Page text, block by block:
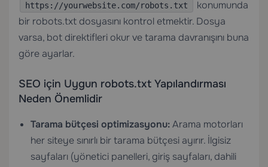
https://yourwebsite.com/robots.txt
konumunda
bir robots.txt dosyasını kontrol etmektir. Dosya
varsa, bot direktifleri okur ve tarama davranışını buna
göre ayarlar.
SEO için Uygun robots.txt Yapılandırması
Neden Önemlidir
Tarama bütçesi optimizasyonu:Arama motorları
her siteye sınırlı bir tarama bütçesi ayırır. İlgisiz
sayfaları (yönetici panelleri, giriş sayfaları, dahili